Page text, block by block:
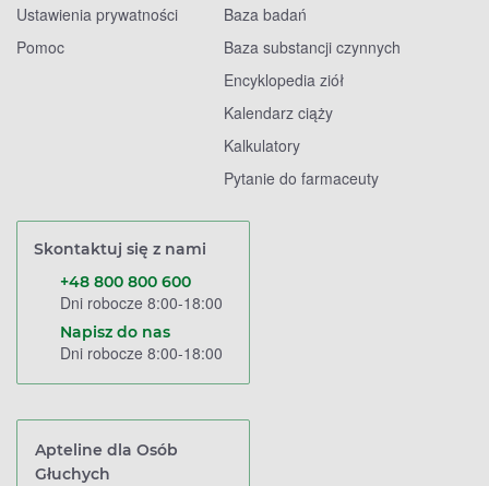
Ustawienia prywatności
Pomoc
Baza badań
Baza substancji czynnych
Encyklopedia ziół
Kalendarz ciąży
Kalkulatory
Pytanie do farmaceuty
Skontaktuj się z nami
+48 800 800 600
Dni robocze 8:00-18:00
Napisz do nas
Dni robocze 8:00-18:00
Apteline dla Osób
Głuchych